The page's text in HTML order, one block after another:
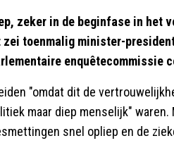
zeker in de beginfase in het
toenmalig minister-
enquêtecommissie
"omdat dit de
maar diep menselijk" waren.
snel opliep en de